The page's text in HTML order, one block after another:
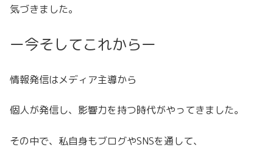
気づきました。
ー今そしてこれからー
情報発信はメディア主導から
個人が発信し、影響力を持つ時代がやってきました。
その中で、私自身もブログやSNSを通して、